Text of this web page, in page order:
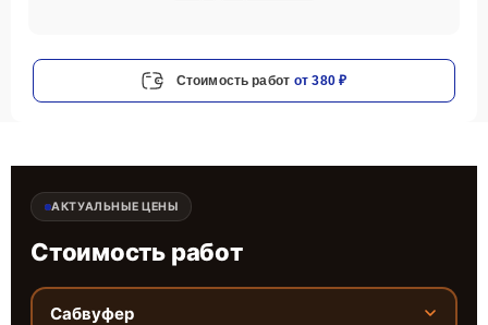
Стоимость работ от 380 ₽
АКТУАЛЬНЫЕ ЦЕНЫ
Стоимость работ
Сабвуфер